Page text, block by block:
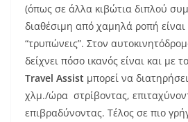
(όπως σε άλλα κιβώτια διπλού
διαθέσιμη από χαμηλά ροπή είναι
“τρυπώνεις”. Στον
δείχνει πόσο ικανός είναι και με
Travel Assist μπορεί να
χλμ./ώρα στρίβοντας,
επιβραδύνοντας. Τέλος σε πιο